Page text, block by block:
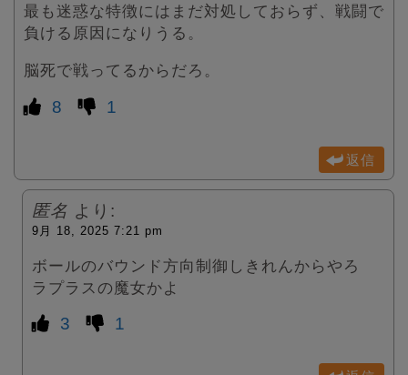
最も迷惑な特徴にはまだ対処しておらず、戦闘で
負ける原因になりうる。
脳死で戦ってるからだろ。
8 1
返信
匿名 より:
9月 18, 2025 7:21 pm
ボールのバウンド方向制御しきれんからやろ
ラプラスの魔女かよ
3 1